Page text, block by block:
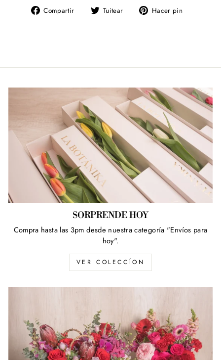
Compartir
CompartirTuitear
Tuitear Hacer pin
SORPRENDE HOY
Compra hasta las 3pm desde nuestra categoría "Envíos para
hoy".
VER COLECCÍON